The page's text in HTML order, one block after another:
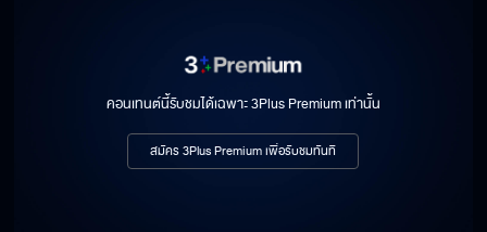
คอนเทนต์นี้รับชมได้เฉพาะ 3Plus Premium เท่านั้น
สมัคร 3Plus Premium เพื่อรับชมทันที